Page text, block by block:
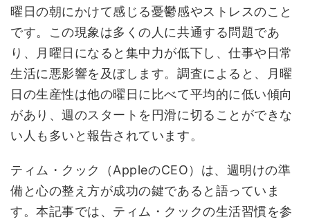
曜日の朝にかけて感じる憂鬱感やストレスのこと
です。この現象は多くの人に共通する問題であ
り、月曜日になると集中力が低下し、仕事や日常
生活に悪影響を及ぼします。調査によると、月曜
日の生産性は他の曜日に比べて平均的に低い傾向
があり、週のスタートを円滑に切ることができな
い人も多いと報告されています。
ティム・クック（AppleのCEO）は、週明けの準
備と心の整え方が成功の鍵であると語っていま
す。本記事では、ティム・クックの生活習慣を参